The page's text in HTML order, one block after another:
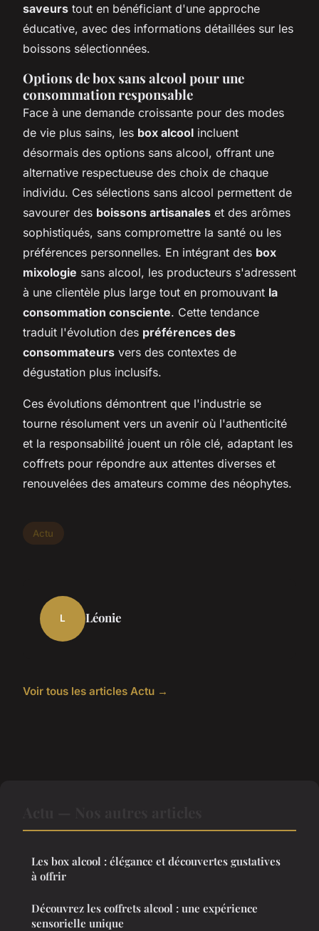
saveurs tout en bénéficiant d'une approche
éducative, avec des informations détaillées sur les
boissons sélectionnées.
Options de box sans alcool pour une
consommation responsable
Face à une demande croissante pour des modes
de vie plus sains, les box alcool incluent
désormais des options sans alcool, offrant une
alternative respectueuse des choix de chaque
individu. Ces sélections sans alcool permettent de
savourer des boissons artisanales et des arômes
sophistiqués, sans compromettre la santé ou les
préférences personnelles. En intégrant des box
mixologie sans alcool, les producteurs s'adressent
à une clientèle plus large tout en promouvant la
consommation consciente. Cette tendance
traduit l'évolution des préférences des
consommateurs vers des contextes de
dégustation plus inclusifs.
Ces évolutions démontrent que l'industrie se
tourne résolument vers un avenir où l'authenticité
et la responsabilité jouent un rôle clé, adaptant les
coffrets pour répondre aux attentes diverses et
renouvelées des amateurs comme des néophytes.
Actu
L Léonie
Voir tous les articles Actu →
Les box alcool : élégance et découvertes gustatives
à offrir
Découvrez les coffrets alcool : une expérience
sensorielle unique